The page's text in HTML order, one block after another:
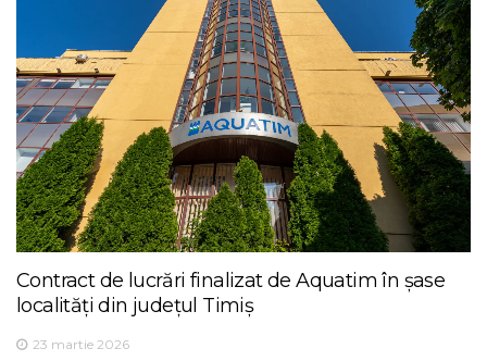
Contract de lucrări finalizat de Aquatim în șase
localități din județul Timiș
23 martie 2026